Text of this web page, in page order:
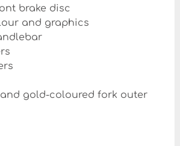
brake disc
and graphics
gold-coloured fork outer